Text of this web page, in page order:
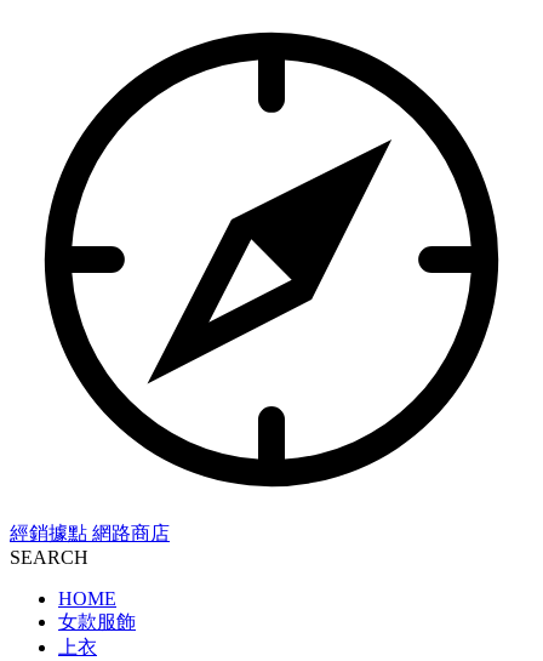
經銷據點 網路商店
SEARCH
HOME
女款服飾
上衣